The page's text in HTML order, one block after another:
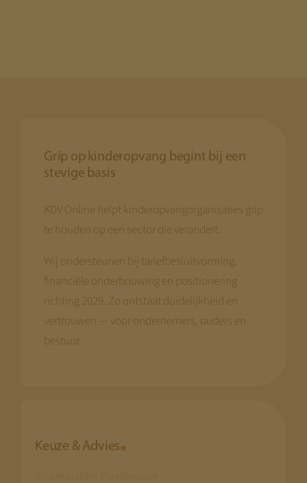
Grip op kinderopvang begint bij een
stevige basis
KDV Online helpt kinderopvangorganisaties grip
te houden op een sector die verandert.
Wij ondersteunen bij tariefbesluitvorming,
financiële onderbouwing en positionering
richting 2029. Zo ontstaat duidelijkheid en
vertrouwen — voor ondernemers, ouders en
bestuur.
Keuze & Advies